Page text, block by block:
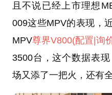
且不说已经上市理想
009这些MPV的表现，
MPV尊界V800(配置 |询
3500台，这个数据表
场又添了一把火，还有